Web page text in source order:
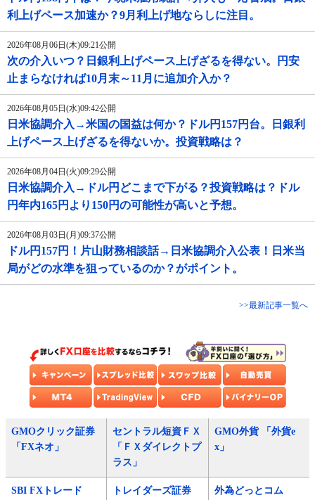
利上げペース加速か？9月利上げ地ならしに注目。
2026年08月06日(木)09:21公開
次の介入いつ？日銀利上げペース上げざるを得ない。円安
止まらなければ10月末～11月に追加介入か？
2026年08月05日(水)09:42公開
日米協調介入→米国の国益は何か？ドル円157円台。日銀利
上げペース上げざるを得ないか。投資戦略は？
2026年08月04日(火)09:29公開
日米協調介入→ドル円どこまで下がる？投資戦略は？ドル
円年内165円より150円の可能性が高いと予想。
2026年08月03日(月)09:37公開
ドル円157円！片山財務相談話→日米協調介入公表！日米当
局がどの水準を狙っているのか？がポイント。
>>最新記事一覧へ
GMOクリック証券
「FXネオ」
セントラル短資ＦＸ
「ＦＸダイレクトプ
ラス」
GMO外貨 「外貨e
x」
SBI FXトレード
トレイダーズ証券
外為どっとコム